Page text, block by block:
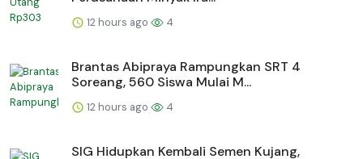
12 hours ago 4
Brantas Abipraya Rampungkan SRT 4
Soreang, 560 Siswa Mulai M...
12 hours ago 4
SIG Hidupkan Kembali Semen Kujang,